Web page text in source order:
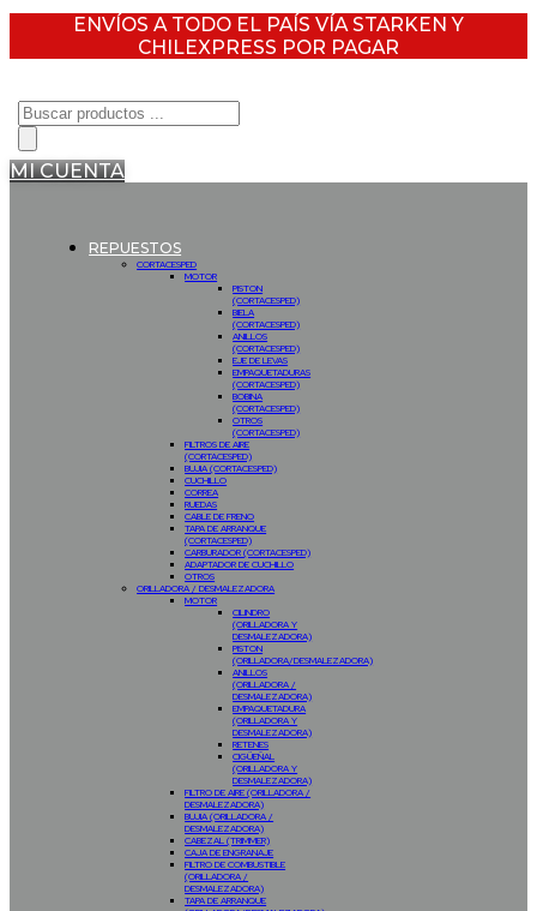
ENVÍOS A TODO EL PAÍS VÍA STARKEN Y
CHILEXPRESS POR PAGAR
Búsqueda
de
productos
MI CUENTA
REPUESTOS
CORTACESPED
MOTOR
PISTON
(CORTACESPED)
BIELA
(CORTACESPED)
ANILLOS
(CORTACESPED)
EJE DE LEVAS
EMPAQUETADURAS
(CORTACESPED)
BOBINA
(CORTACESPED)
OTROS
(CORTACESPED)
FILTROS DE AIRE
(CORTACESPED)
BUJIA (CORTACESPED)
CUCHILLO
CORREA
RUEDAS
CABLE DE FRENO
TAPA DE ARRANQUE
(CORTACESPED)
CARBURADOR (CORTACESPED)
ADAPTADOR DE CUCHILLO
OTROS
ORILLADORA / DESMALEZADORA
MOTOR
CILINDRO
(ORILLADORA Y
DESMALEZADORA)
PISTON
(ORILLADORA/DESMALEZADORA)
ANILLOS
(ORILLADORA /
DESMALEZADORA)
EMPAQUETADURA
(ORILLADORA Y
DESMALEZADORA)
RETENES
CIGÜEÑAL
(ORILLADORA Y
DESMALEZADORA)
FILTRO DE AIRE (ORILLADORA /
DESMALEZADORA)
BUJIA (ORILLADORA /
DESMALEZADORA)
CABEZAL (TRIMMER)
CAJA DE ENGRANAJE
FILTRO DE COMBUSTIBLE
(ORILLADORA /
DESMALEZADORA)
TAPA DE ARRANQUE